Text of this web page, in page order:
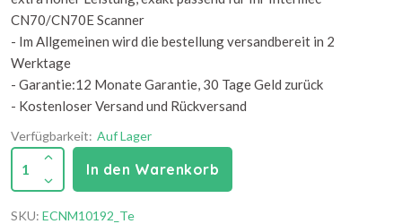
CN70/CN70E Scanner
- Im Allgemeinen wird die bestellung versandbereit in 2
Werktage
- Garantie:12 Monate Garantie, 30 Tage Geld zurück
- Kostenloser Versand und Rückversand
Verfügbarkeit: Auf Lager
1 In den Warenkorb
SKU: ECNM10192_Te